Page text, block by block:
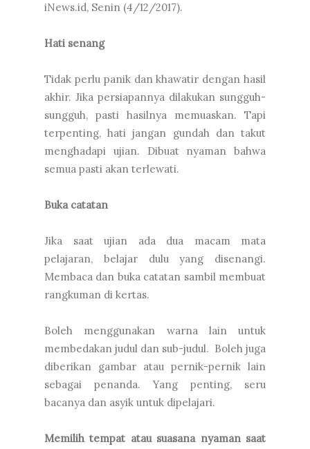
iNews.id, Senin (4/12/2017).
Hati senang
Tidak perlu panik dan khawatir dengan hasil
akhir. Jika persiapannya dilakukan sungguh-
sungguh, pasti hasilnya memuaskan. Tapi
terpenting, hati jangan gundah dan takut
menghadapi ujian. Dibuat nyaman bahwa
semua pasti akan terlewati.
Buka catatan
Jika saat ujian ada dua macam mata
pelajaran, belajar dulu yang disenangi.
Membaca dan buka catatan sambil membuat
rangkuman di kertas.
Boleh menggunakan warna lain untuk
membedakan judul dan sub-judul. Boleh juga
diberikan gambar atau pernik-pernik lain
sebagai penanda. Yang penting, seru
bacanya dan asyik untuk dipelajari.
Memilih tempat atau suasana nyaman saat